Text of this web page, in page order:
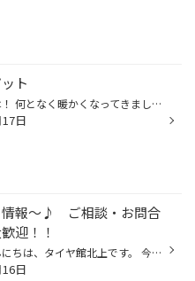
ト
こんにちは！ 何となく暖かくなってきましたね！ そんな中ピットでは作業頑張らせていただいてました！ フロント、サイドカメラの取り付けです！ 取り付ける商品はこちら！ データシステムのサイドカメラとマルチカメラです！ チーフなおかつの作業です！ さらにさらに スタッフゆう なにやらタイヤ...
日
情報～♪ ご相談・お問合
迎！！
皆さまこんにちは、タイヤ館北上です。 今朝も雪が降りましたね。 来週にはもう少し暖かくなると耳にしましたが、早く暖かくなってほしいですね。 ワクワクドキドキのイ・ベ・ン・ト♪ さて、2019年度SUGOのサーキット走行会スケジュールが決まりました！！ レースではありませんので、お気軽にご相...
日